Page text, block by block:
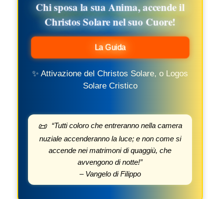
Chi sposa la sua Anima, accende il
Christos Solare nel suo Cuore!
La Guida
✨ Attivazione del Christos Solare, o Logos
Solare Cristico
📜
“Tutti coloro che entreranno nella camera
nuziale accenderanno la luce; e non come si
accende nei matrimoni di quaggiù, che
avvengono di notte!”
– Vangelo di Filippo